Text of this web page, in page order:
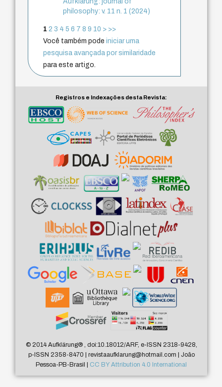
philosophy: v. 11 n. 1 (2024)
1 2 3 4 5 6 7 8 9 10 > >>
Você também podeiniciar uma
pesquisa avançada por similaridade
para este artigo.
Registros e Indexações desta Revista:
© 2014 Aufklärung®, doi:10.18012/ARF, e-ISSN 2318-9428,
p-ISSN 2358-8470 | revistaaufklarung@hotmail.com | João
Pessoa-PB-Brasil | CC BY Attribution 4.0 International